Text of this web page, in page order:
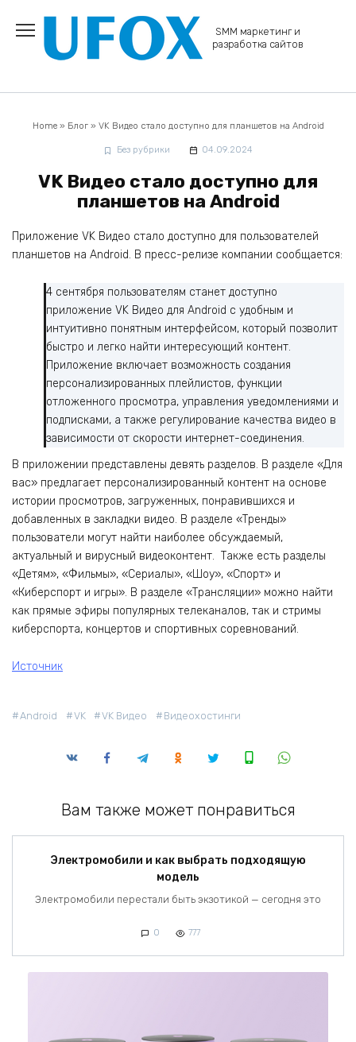
содержанию
SMM маркетинг и
разработка сайтов
Home» Блог» VK Видео стало доступно для планшетов на Android
Без рубрики 04.09.2024
VK Видео стало доступно для
планшетов на Android
Приложение VK Видео стало доступно для пользователей
планшетов на Android. В пресс-релизе компании сообщается:
4 сентября пользователям станет доступно
приложение VK Видео для Android с удобным и
интуитивно понятным интерфейсом, который позволит
быстро и легко найти интересующий контент.
Приложение включает возможность создания
персонализированных плейлистов, функции
отложенного просмотра, управления уведомлениями и
подписками, а также регулирование качества видео в
зависимости от скорости интернет-соединения.
В приложении представлены девять разделов. В разделе «Для
вас» предлагает персонализированный контент на основе
истории просмотров, загруженных, понравившихся и
добавленных в закладки видео. В разделе «Тренды»
пользователи могут найти наиболее обсуждаемый,
актуальный и вирусный видеоконтент. Также есть разделы
«Детям», «Фильмы», «Сериалы», «Шоу», «Спорт» и
«Киберспорт и игры». В разделе «Трансляции» можно найти
как прямые эфиры популярных телеканалов, так и стримы
киберспорта, концертов и спортивных соревнований.
Источник
Android VK VK Видео Видеохостинги
Вам также может понравиться
Электромобили и как выбрать подходящую
модель
Электромобили перестали быть экзотикой — сегодня это
0 777